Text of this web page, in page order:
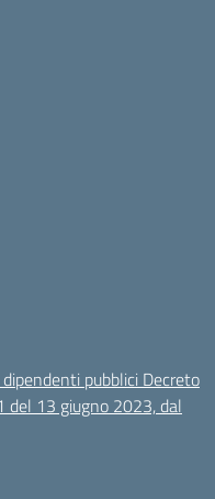
pubblici Decreto
del 13 giugno 2023, dal